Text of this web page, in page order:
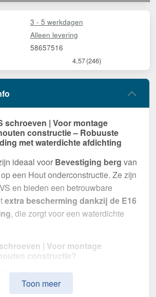
3 - 5 werkdagen
Alleen levering
58657516
4,57(246)
schroeven | Voor montage
constructie – Robuuste
met waterdichte afdichting
ideaal voor Bevestiging berg van
een Hout onderconstructie. Ze zijn
en bieden een betrouwbare
extra bescherming dankzij de E16
, die zorgt voor een waterdichte
| Voor montage
constructie?
bevestiging– Ontwikkeld voor
Toon meer